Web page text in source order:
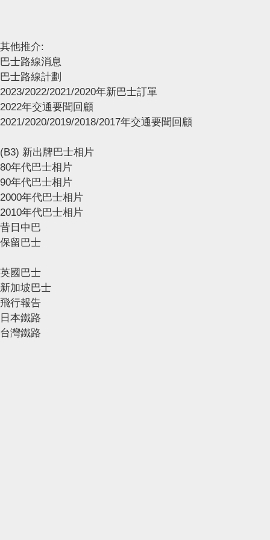
其他推介:
巴士路線消息
巴士路線計劃
2023/2022/2021/2020年新巴士訂單
2022年交通要聞回顧
2021/2020/2019/2018/2017年交通要聞回顧
(B3) 新出牌巴士相片
80年代巴士相片
90年代巴士相片
2000年代巴士相片
2010年代巴士相片
昔日中巴
保留巴士
英國巴士
新加坡巴士
飛行報告
日本鐵路
台灣鐵路